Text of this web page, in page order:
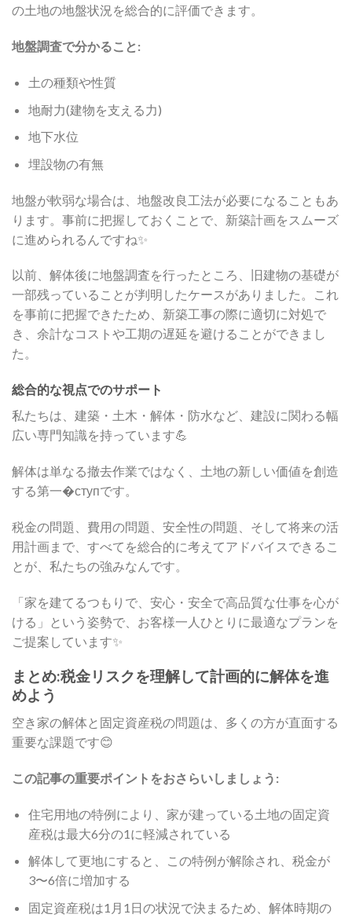
の土地の地盤状況を総合的に評価できます。
地盤調査で分かること:
土の種類や性質
地耐力(建物を支える力)
地下水位
埋設物の有無
地盤が軟弱な場合は、地盤改良工法が必要になることもあ
ります。事前に把握しておくことで、新築計画をスムーズ
に進められるんですね✨
以前、解体後に地盤調査を行ったところ、旧建物の基礎が
一部残っていることが判明したケースがありました。これ
を事前に把握できたため、新築工事の際に適切に対処で
き、余計なコストや工期の遅延を避けることができまし
た。
総合的な視点でのサポート
私たちは、建築・土木・解体・防水など、建設に関わる幅
広い専門知識を持っています💪
解体は単なる撤去作業ではなく、土地の新しい価値を創造
する第一�ступです。
税金の問題、費用の問題、安全性の問題、そして将来の活
用計画まで、すべてを総合的に考えてアドバイスできるこ
とが、私たちの強みなんです。
「家を建てるつもりで、安心・安全で高品質な仕事を心が
ける」という姿勢で、お客様一人ひとりに最適なプランを
ご提案しています✨
まとめ:税金リスクを理解して計画的に解体を進
めよう
空き家の解体と固定資産税の問題は、多くの方が直面する
重要な課題です😊
この記事の重要ポイントをおさらいしましょう:
住宅用地の特例により、家が建っている土地の固定資
産税は最大6分の1に軽減されている
解体して更地にすると、この特例が解除され、税金が
3〜6倍に増加する
固定資産税は1月1日の状況で決まるため、解体時期の